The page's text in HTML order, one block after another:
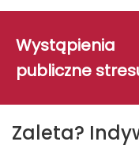
Wystąpienia
publiczne
Zaleta?